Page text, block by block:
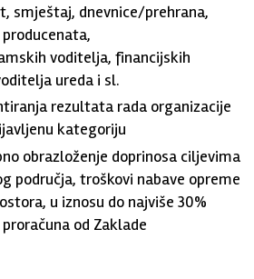
smještaj, dnevnice/prehrana,
voditelja, financijskih
ureda i sl.
rezultata rada organizacije
kategoriju
obrazloženje doprinosa ciljevima
područja, troškovi nabave opreme
u iznosu do najviše 30%
od Zaklade